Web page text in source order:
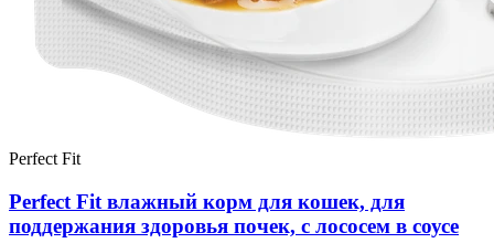
Perfect Fit
Perfect Fit влажный корм для кошек, для
поддержания здоровья почек, с лососем в соусе